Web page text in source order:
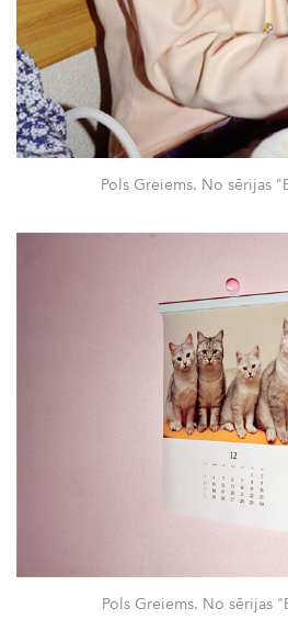
Pols Greiems. No sērijas
Pols Greiems. No sērijas